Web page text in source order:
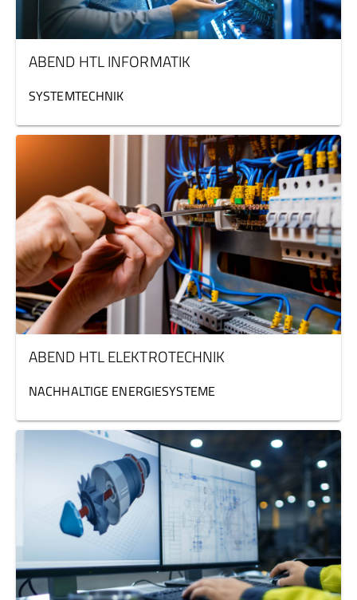
ABEND HTL INFORMATIK
SYSTEMTECHNIK
ABEND HTL ELEKTROTECHNIK
NACHHALTIGE ENERGIESYSTEME